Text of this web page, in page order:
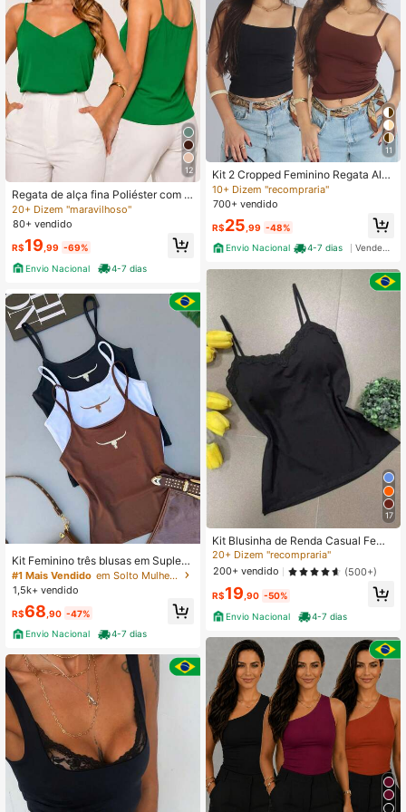
12
Regata de alça fina Poliéster com r
egulagem Peça em V P ao GG Diári
20+ Dizem "maravilhoso"
80+ vendido
R$19 ,99 -69%
Envio Nacional
4-7 dias
Kit Feminino três blusas em Suplex
alça fina estampa de boi, vaca, cou
ntry
#1 Mais Vendido
em Solto Mulheres Tank Tops & Camis
1,5k+ vendido
R$68 ,90 -47%
Envio Nacional
4-7 dias
11
Kit 2 Cropped Feminino Regata Alci
nha Básico Verão Suplex
10+ Dizem "recompraria"
700+ vendido
R$25 ,99 -48%
Envio Nacional
4-7 dias Vendedor Indicado
17
Kit Blusinha de Renda Casual Femi
nina – Alcinha + Com Bojo – Look D
iário
20+ Dizem "recompraria"
200+ vendido
(500+)
R$19,90 -50%
Envio Nacional
4-7 dias